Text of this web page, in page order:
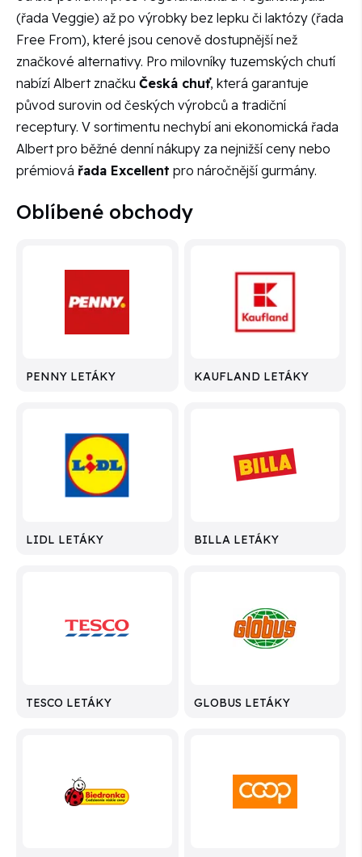
(řada Veggie) až po výrobky bez lepku či laktózy (řada
Free From), které jsou cenově dostupnější než
značkové alternativy. Pro milovníky tuzemských chutí
nabízí Albert značku Česká chuť, která garantuje
původ surovin od českých výrobců a tradiční
receptury. V sortimentu nechybí ani ekonomická řada
Albert pro běžné denní nákupy za nejnižší ceny nebo
prémiová řada Excellent pro náročnější gurmány.
Oblíbené obchody
PENNY LETÁKY KAUFLAND LETÁKY
LIDL LETÁKY BILLA LETÁKY
TESCO LETÁKY GLOBUS LETÁKY